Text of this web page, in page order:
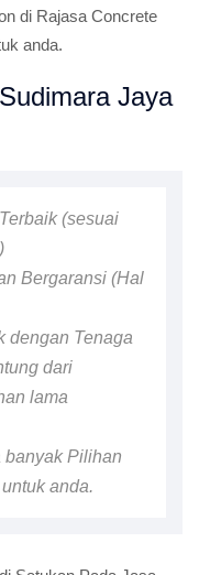
di Rajasa Concrete
anda.
Jaya
(sesuai
Bergaransi (Hal
dengan Tenaga
dari
lama
banyak Pilihan
anda.